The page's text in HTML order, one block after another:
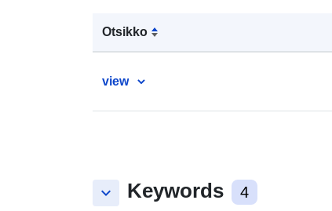
Otsikko
view
keyboard_arrow_down Keywords 4